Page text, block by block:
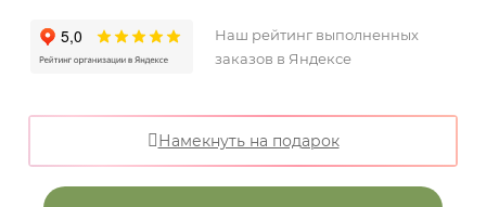
Наш рейтинг выполненных
заказов в Яндексе
Намекнуть на подарок